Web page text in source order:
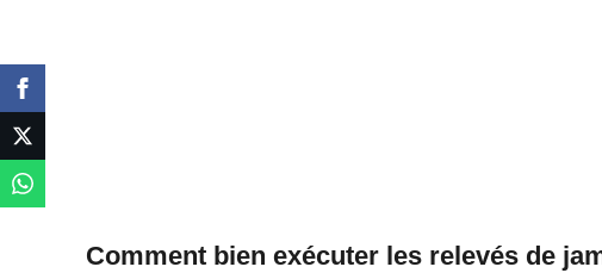
Comment bien exécuter les relevés de